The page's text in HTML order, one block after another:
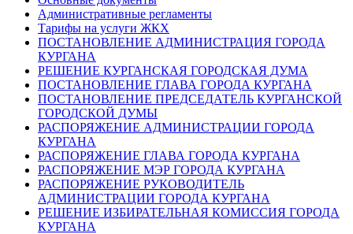
Административные регламенты
Тарифы на услуги ЖКХ
ПОСТАНОВЛЕНИЕ АДМИНИСТРАЦИЯ ГОРОДА
КУРГАНА
РЕШЕНИЕ КУРГАНСКАЯ ГОРОДСКАЯ ДУМА
ПОСТАНОВЛЕНИЕ ГЛАВА ГОРОДА КУРГАНА
ПОСТАНОВЛЕНИЕ ПРЕДСЕДАТЕЛЬ КУРГАНСКОЙ
ГОРОДСКОЙ ДУМЫ
РАСПОРЯЖЕНИЕ АДМИНИСТРАЦИИ ГОРОДА
КУРГАНА
РАСПОРЯЖЕНИЕ ГЛАВА ГОРОДА КУРГАНА
РАСПОРЯЖЕНИЕ МЭР ГОРОДА КУРГАНА
РАСПОРЯЖЕНИЕ РУКОВОДИТЕЛЬ
АДМИНИСТРАЦИИ ГОРОДА КУРГАНА
РЕШЕНИЕ ИЗБИРАТЕЛЬНАЯ КОМИССИЯ ГОРОДА
КУРГАНА